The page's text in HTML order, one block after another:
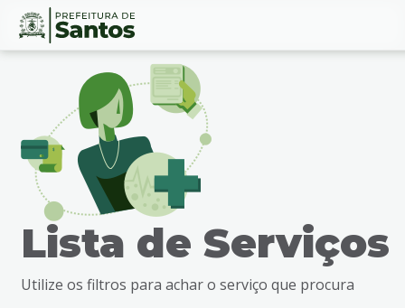
Ir
busca
Conteúdo
Lista de Serviços
Utilize os filtros para achar o serviço que procura